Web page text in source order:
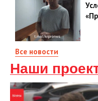
Все новости
Наши